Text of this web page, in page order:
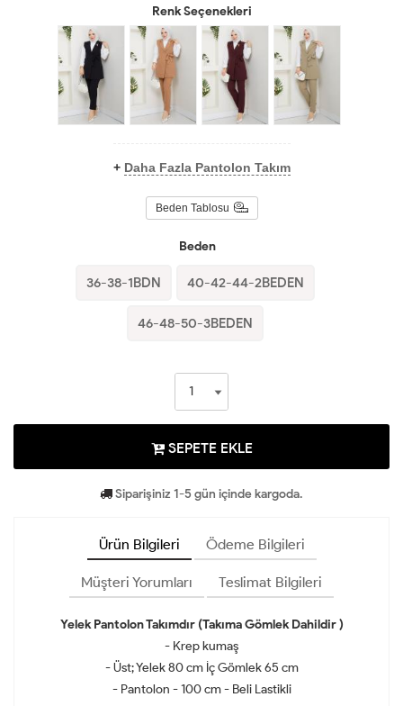
Renk Seçenekleri
+ Daha Fazla Pantolon Takım
Beden Tablosu
Beden
36-38-1BDN 40-42-44-2BEDEN
46-48-50-3BEDEN
SEPETE EKLE
Siparişiniz 1-5 gün içinde kargoda.
Ürün Bilgileri Ödeme Bilgileri
Müşteri Yorumları Teslimat Bilgileri
Yelek Pantolon Takımdır (Takıma Gömlek Dahildir )
- Krep kumaş
- Üst; Yelek 80 cm İç Gömlek 65 cm
- Pantolon - 100 cm - Beli Lastikli